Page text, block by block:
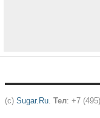
(c) Sugar.Ru. Тел: +7